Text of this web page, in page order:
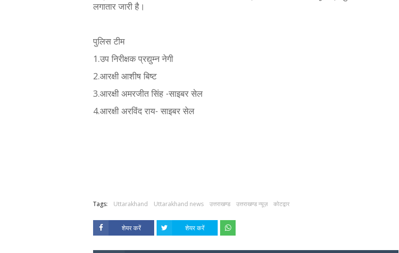
लगातार जारी है।
पुलिस टीम
1.उप निरीक्षक प्रद्युम्न नेगी
2.आरक्षी आशीष बिष्ट
3.आरक्षी अमरजीत सिंह -साइबर सेल
4.आरक्षी अरविंद राय- साइबर सेल
Tags: Uttarakhand Uttarakhand news उत्तराखण्ड उत्तराखण्ड न्यूज़ कोटद्वार
शेयर करें शेयर करें